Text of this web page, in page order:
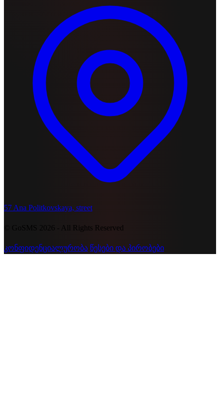
57 Ana Politkovskaya, street
© GoSMS 2026 - All Rights Reserved
კონფიდენციალურობა წესები და პირობები